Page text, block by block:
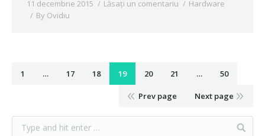
11 decembrie 2015 Lăsați un comentariu
Hardware
By Ovidiu
1 … 17 18 19 20 21 … 50
Prev page Next page